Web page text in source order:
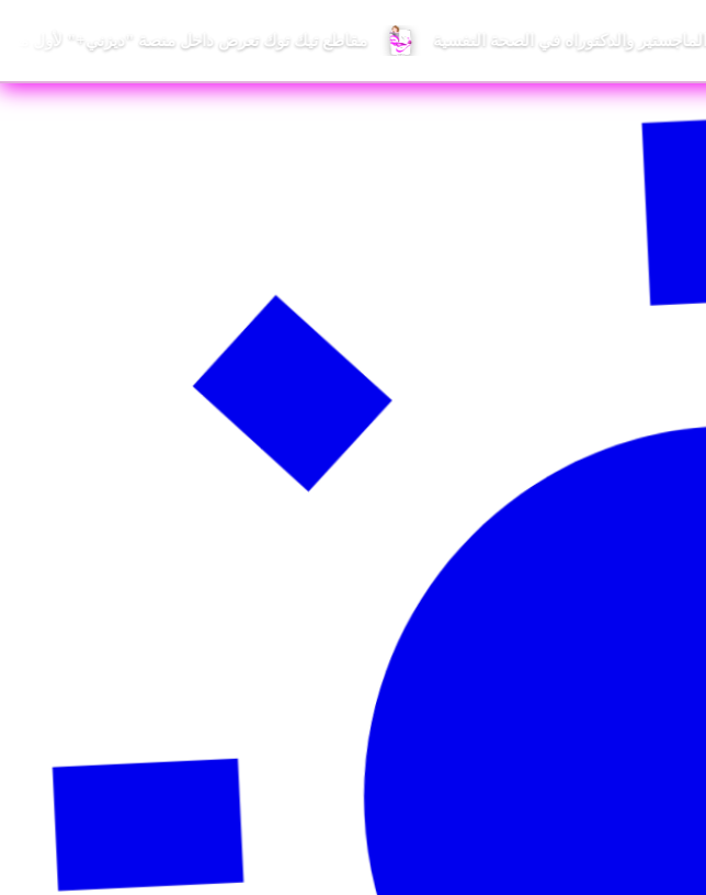
مقاطع تيك توك تعرض داخل منصة "ديزني+" لأول والدكتوراه في الصحة النفسية